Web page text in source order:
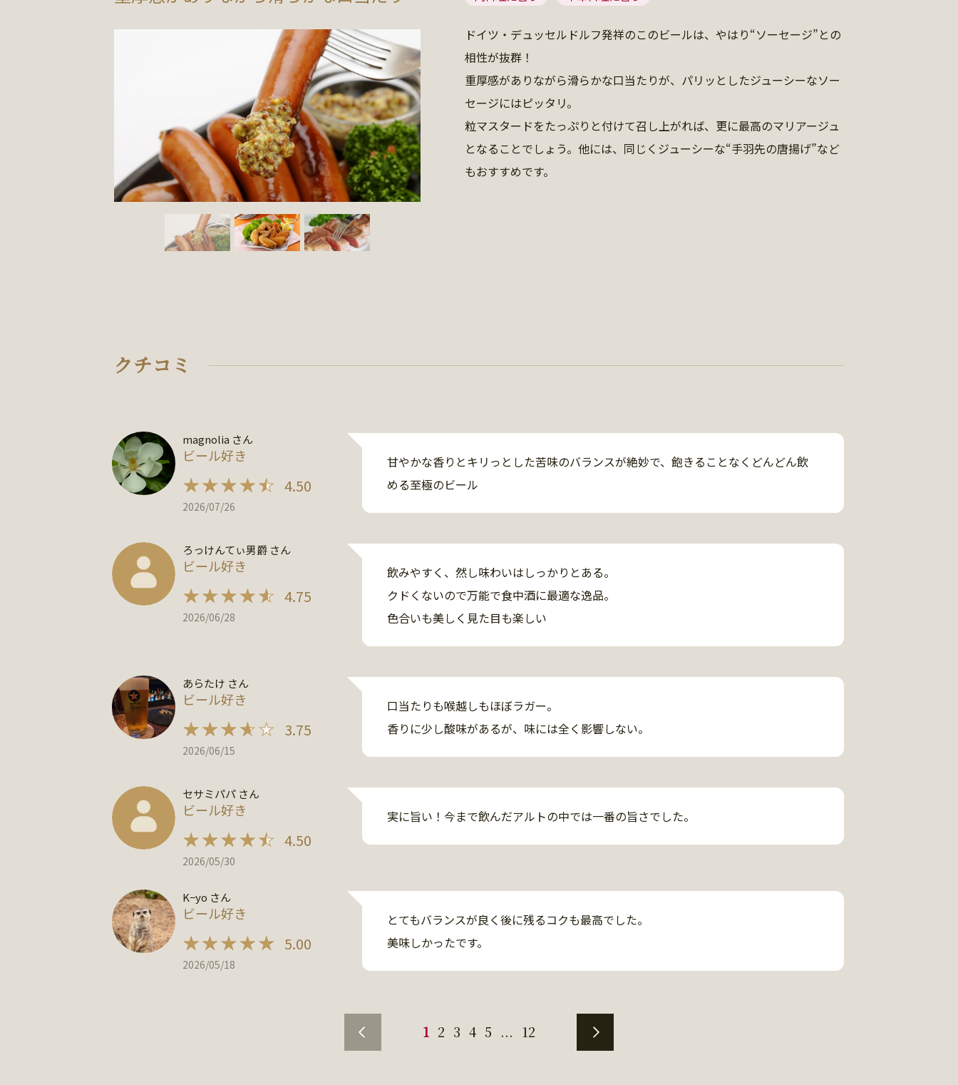
ドイツ・デュッセルドルフ発祥のこのビールは、やはり“ソーセージ”との
相性が抜群！
重厚感がありながら滑らかな口当たりが、パリッとしたジューシーなソー
セージにはピッタリ。
粒マスタードをたっぷりと付けて召し上がれば、更に最高のマリアージュ
となることでしょう。他には、同じくジューシーな“手羽先の唐揚げ”など
もおすすめです。
クチコミ
magnolia さん
ビール好き
4.50
2026/07/26
甘やかな香りとキリっとした苦味のバランスが絶妙で、飽きることなくどんどん飲
める至極のビール
ろっけんてぃ男爵 さん
ビール好き
4.75
2026/06/28
飲みやすく、然し味わいはしっかりとある。
クドくないので万能で食中酒に最適な逸品。
色合いも美しく見た目も楽しい
あらたけ さん
ビール好き
3.75
2026/06/15
口当たりも喉越しもほぼラガー。
香りに少し酸味があるが、味には全く影響しない。
セサミパパ さん
ビール好き
4.50
2026/05/30
実に旨い！今まで飲んだアルトの中では一番の旨さでした。
K−yo さん
ビール好き
5.00
2026/05/18
とてもバランスが良く後に残るコクも最高でした。
美味しかったです。
1 2 3 4 5 ... 12